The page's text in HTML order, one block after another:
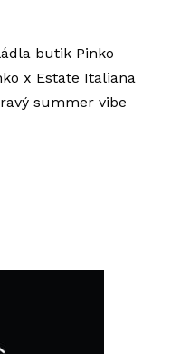
butik Pinko
x Estate Italiana
summer vibe